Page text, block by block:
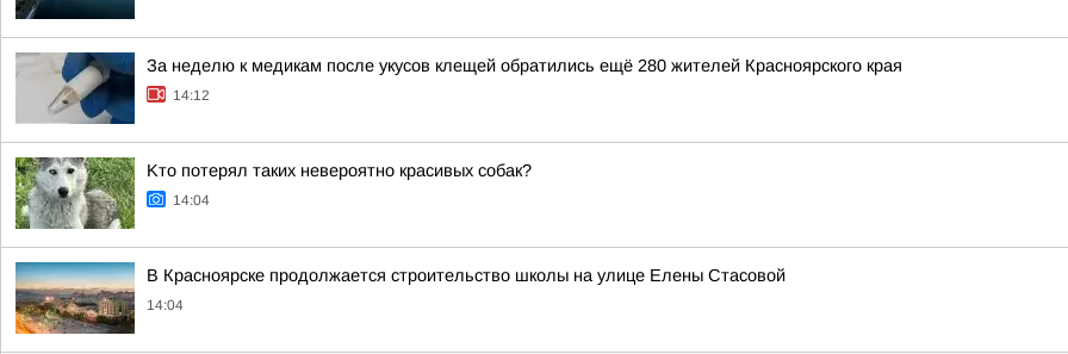
За неделю к медикам после укусов клещей обратились ещё 280 жителей Красноярского края
14:12
Kто потерял таких невероятно красивых собак?
14:04
В Красноярске продолжается строительство школы на улице Елены Стасовой
14:04